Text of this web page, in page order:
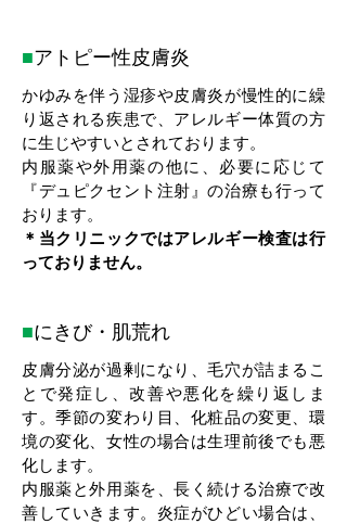
■アトピー性皮膚炎
かゆみを伴う湿疹や皮膚炎が慢性的に繰
り返される疾患で、アレルギー体質の方
に生じやすいとされております。
内服薬や外用薬の他に、必要に応じて
『デュピクセント注射』の治療も行って
おります。
＊当クリニックではアレルギー検査は行
っておりません。
■にきび・肌荒れ
皮膚分泌が過剰になり、毛穴が詰まるこ
とで発症し、改善や悪化を繰り返しま
す。季節の変わり目、化粧品の変更、環
境の変化、女性の場合は生理前後でも悪
化します。
内服薬と外用薬を、長く続ける治療で改
善していきます。炎症がひどい場合は、